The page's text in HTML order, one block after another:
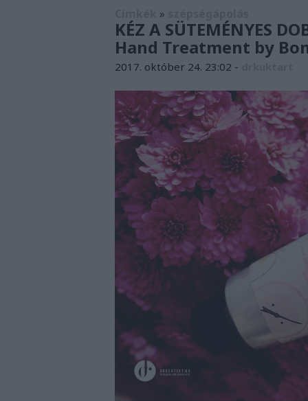
»
KÉZ A SÜTEMÉNYES
Hand Treatment by
2017. október 24. 23:02 -